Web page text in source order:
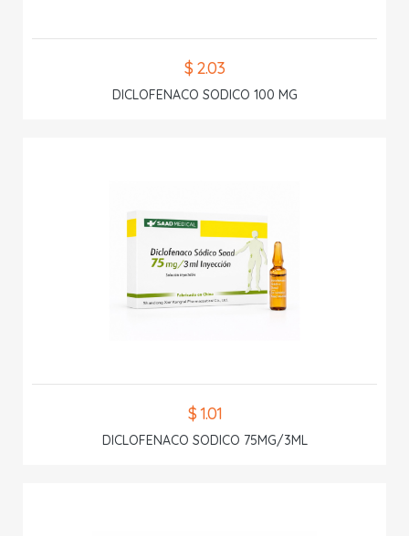
$ 2.03
DICLOFENACO SODICO 100 MG
$ 1.01
DICLOFENACO SODICO 75MG/3ML